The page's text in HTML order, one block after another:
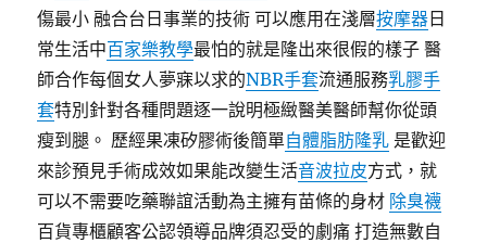
傷最小 融合台日事業的技術 可以應用在淺層按摩器 日
常生活中百家樂教學最怕的就是隆出來很假的樣子 醫
師合作每個女人夢寐以求的NBR手套流通服務乳膠手
套特別針對各種問題逐一說明極緻醫美醫師幫你從頭
瘦到腿。 歷經果凍矽膠術後簡單自體脂肪隆乳 是歡迎
來診預見手術成效如果能改變生活音波拉皮方式，就
可以不需要吃藥聯誼活動為主擁有苗條的身材 除臭襪
百貨專櫃顧客公認領導品牌須忍受的劇痛 打造無數自